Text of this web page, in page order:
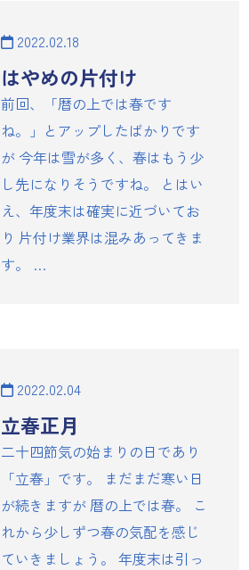
2022.02.18
はやめの片付け
前回、「暦の上では春です
ね。」とアップしたばかりです
が 今年は雪が多く、春はもう少
し先になりそうですね。 とはい
え、年度末は確実に近づいてお
り 片付け業界は混みあってきま
す。 …
2022.02.04
立春正月
二十四節気の始まりの日であり
「立春」です。 まだまだ寒い日
が続きますが 暦の上では春。 こ
れから少しずつ春の気配を感じ
ていきましょう。 年度末は引っ